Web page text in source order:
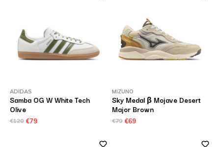
ADIDAS
Samba OG W White Tech
Olive
€120 €79
MIZUNO
Sky Medal β Mojave Desert
Major Brown
€79 €69